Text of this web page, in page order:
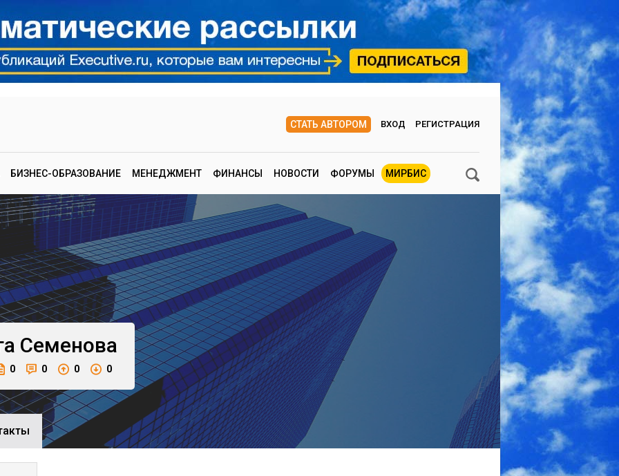
СТАТЬ АВТОРОМ ВХОД РЕГИСТРАЦИЯ
БИЗНЕС-ОБРАЗОВАНИЕ МЕНЕДЖМЕНТ ФИНАНСЫ НОВОСТИ ФОРУМЫ МИРБИС
Семенова
0 0 0 0